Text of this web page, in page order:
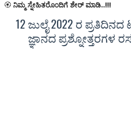
🏵 ನಿಮ್ಮ ಸ್ನೇಹಿತರೊಂದಿಗೆ ಶೇರ್ ಮಾಡಿ..!!!
12 ಜುಲೈ 2022 ರ
ಜ್ಞಾನದ ಪ್ರಶ್ನೋತ್ತರಗಳ